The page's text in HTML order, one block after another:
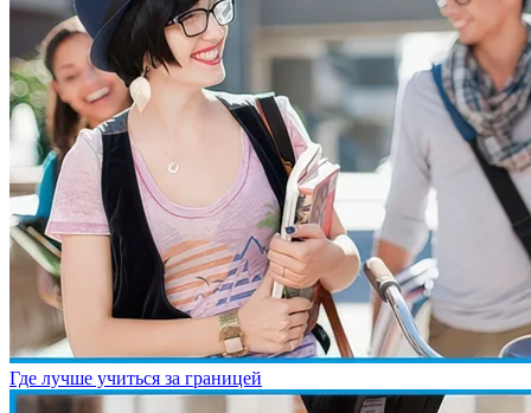
Где лучше учиться за границей